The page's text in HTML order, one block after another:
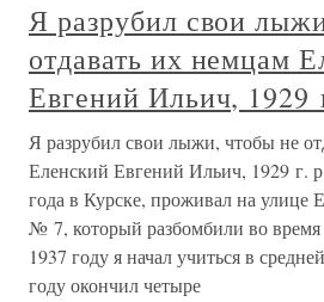
Я разрубил свои
отдавать их немцам
Евгений Ильич, 1929
Я разрубил свои лыжи, чтобы не
Еленский Евгений Ильич, 1929 г.
года в Курске, проживал на улице
№ 7, который разбомбили во
1937 году я начал учиться в
году окончил четыре